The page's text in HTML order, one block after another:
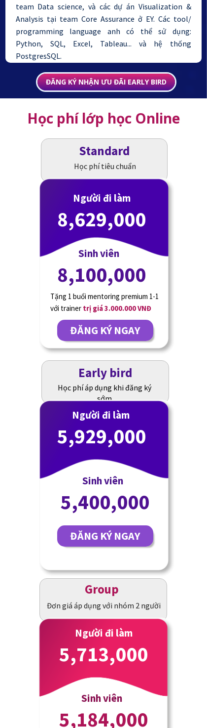
team Data science, và các dự án Visualization &
Analysis tại team Core Assurance ở EY. Các tool/
programming language anh có thể sử dụng:
Python, SQL, Excel, Tableau... và hệ thống
PostgresSQL.
ĐĂNG KÝ NHẬN ƯU ĐÃI EARLY BIRD
Học phí lớp học Online
Học phí tiêu chuẩn
Standard
Tặng 1 buổi mentoring premium 1-1
với trainer trị giá 3.000.000 VNĐ
Sinh viên
8,100,000
ĐĂNG KÝ NGAY
8,629,000
Người đi làm
Học phí áp dụng khi đăng ký
sớm
Early bird
Sinh viên
5,400,000
ĐĂNG KÝ NGAY
5,929,000
Người đi làm
Đơn giá áp dụng với nhóm 2 người
Group
5,184,000
Sinh viên
5,713,000
Người đi làm